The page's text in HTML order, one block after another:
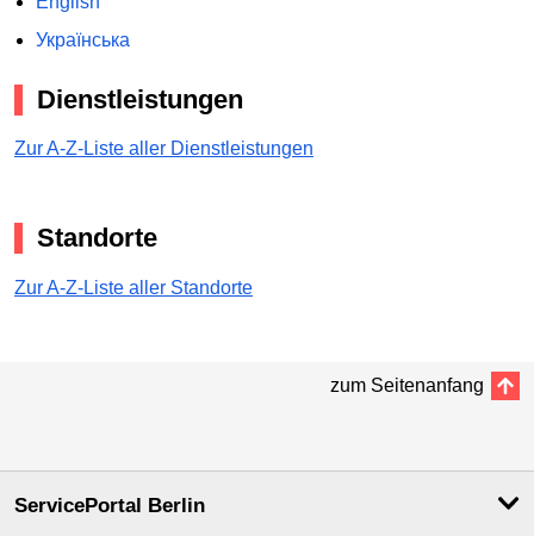
Українська
Dienstleistungen
Zur A-Z-Liste aller Dienstleistungen
Standorte
Zur A-Z-Liste aller Standorte
zum Seitenanfang
ServicePortal Berlin